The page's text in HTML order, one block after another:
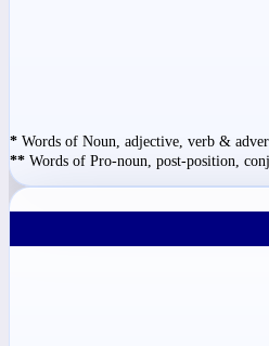
* Words of Noun, adjective, verb &
** Words of Pro-noun, post-position,